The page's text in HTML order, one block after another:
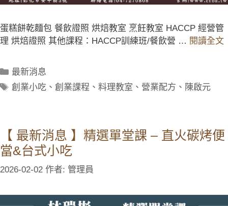
蛋糕餅乾麵包 餐飲證照 烘焙教室 烹飪教室 HACCP 經營管
理 烘焙證照 其他課程：HACCP訓練班/餐飲營 … 閱讀全文
最新消息
創業小吃 、 創業課程 、料理教室 、 營業配方 、 陳啟元
【 最新消息 】精選單堂課 – 直火碳烤便
當&台式小吃
2026-02-02 作者: 管理員